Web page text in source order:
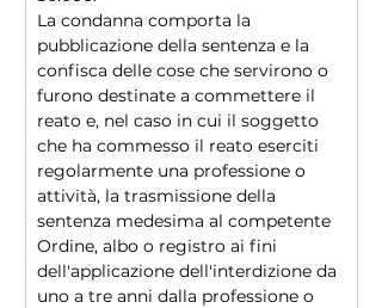
La condanna comporta la
pubblicazione della sentenza e la
confisca delle cose che servirono o
furono destinate a commettere il
reato e, nel caso in cui il soggetto
che ha commesso il reato eserciti
regolarmente una professione o
attività, la trasmissione della
sentenza medesima al competente
Ordine, albo o registro ai fini
dell'applicazione dell'interdizione da
uno a tre anni dalla professione o